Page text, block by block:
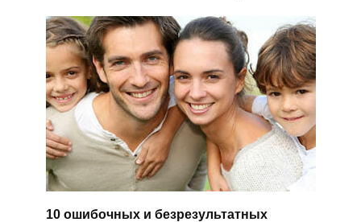
10 ошибочных и безрезультатных